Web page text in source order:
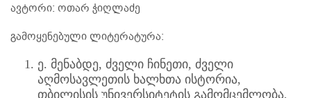
ავტორი: ოთარ ჭიღლაძე
გამოყენებული ლიტერატურა:
ე. მენაბდე, ძველი ჩინეთი, ძველი
აღმოსავლეთის ხალხთა ისტორია,
თბილისის უნივერსიტეტის გამომცემლობა,